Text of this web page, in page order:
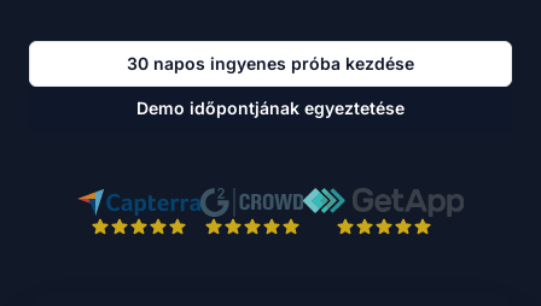
30 napos ingyenes próba kezdése
Demo időpontjának egyeztetése